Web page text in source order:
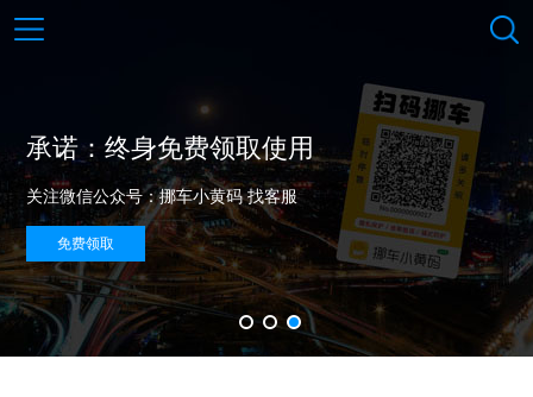
挪车小黄码 智能挪车新方式
不限APP / 虚拟号码 / 违章推送 / 骚扰防护
免费领取